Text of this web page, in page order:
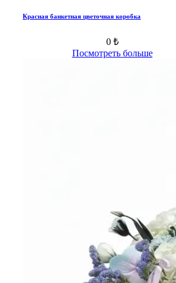
Красная банкетная цветочная коробка
0 ₺
Посмотреть больше